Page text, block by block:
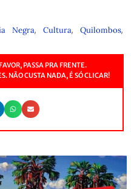
Negra, Cultura, Quilombos,
PASSA PRA FRENTE.
NÃO CUSTA NADA, É SÓ CLICAR!